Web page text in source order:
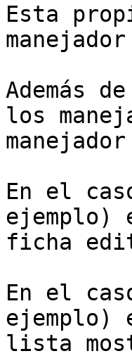
Esta
Además
los
En el
ejemplo)
ficha
En el
ejemplo)
lista